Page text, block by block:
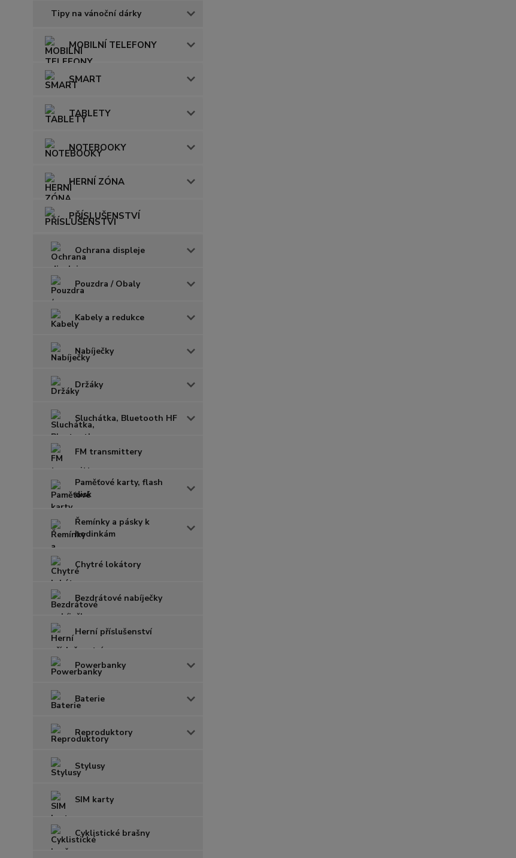
Tipy na vánoční dárky
MOBILNÍ TELEFONY
SMART
TABLETY
NOTEBOOKY
HERNÍ ZÓNA
PŘÍSLUŠENSTVÍ
Ochrana displeje
Pouzdra / Obaly
Kabely a redukce
Nabíječky
Držáky
Sluchátka, Bluetooth HF
FM transmittery
Paměťové karty, flash
disk
Řemínky a pásky k
hodinkám
Chytré lokátory
Bezdrátové nabíječky
Herní příslušenství
Powerbanky
Baterie
Reproduktory
Stylusy
SIM karty
Cyklistické brašny